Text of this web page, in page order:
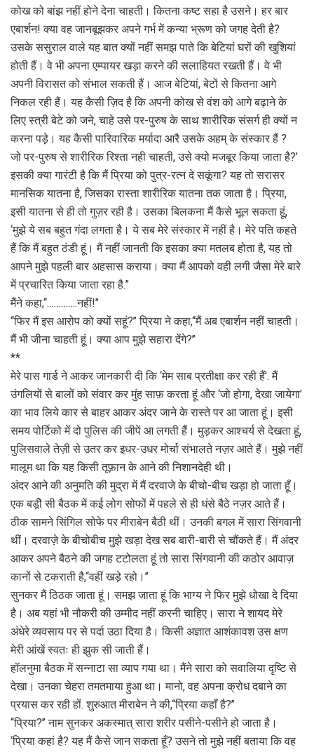
कोख को बांझ नहीं होने देना चाहती। कितना कष्ट सहा है उसने। हर बार
एबार्शन! क्या वह जानबूझकर अपने गर्भ में कन्या भ्रूण को जगह देती है?
उसके ससुराल वाले यह बात क्यों नहीं समझ पाते कि बेटियां घरों की खुशियां
होती हैं। वे भी अपना एम्पायर खड़ा करने की सलाहियत रखती हैं। वे भी
अपनी विरासत को संभाल सकती हैं। आज बेटियां, बेटों से कितना आगे
निकल रही हैं। यह कैसी ज़िद है कि अपनी कोख से वंश को आगे बढ़ाने के
लिए स्त्री बेटे को जने, चाहे उसे पर-पुरुष के साथ शारीरिक संसर्ग ही क्यों न
करना पड़े। यह कैसी पारिवारिक मर्यादा आरै उसके अहम् के संस्कार हैं ?
जो पर-पुरुष से शारीरिक रिश्ता नही चाहती, उसे क्यो मजबूर किया जाता है?’
इसकी क्या गारंटी है कि मैं प्रिया को पुत्र-रत्न दे सकूंगा? यह तो सरासर
मानसिक यातना है, जिसका रास्ता शारीरिक यातना तक जाता है। प्रिया,
इसी यातना से ही तो गुज़र रही है। उसका बिलकना मैं कैसे भूल सकता हूं,
‘मुझे ये सब बहुत गंदा लगता है। ये सब मेरे संस्कार में नहीं है। मेरे पति कहते
हैं कि मैं बहुत ठंडी हूं। मैं नहीं जानती कि इसका क्या मतलब होता है, यह तो
आपने मुझे पहली बार अहसास कराया। क्या मैं आपको वही लगी जैसा मेरे बारे
में प्रचारित किया जाता रहा है.”
मैंने कहा,‘‘………….नहीं!’’
‘‘फिर मैं इस आरोप को क्यों सहूं?’’ प्रिया ने कहा,‘‘मैं अब एबार्शन नहीं चाहती।
मैं भी जीना चाहती हूं। क्या आप मुझे सहारा देंगे?’’
**
मेरे पास गार्ड ने आकर जानकारी दी कि ‘मेम साब प्रतीक्षा कर रही हैं’. मैं
उंगलियों से बालों को संवार कर मुंह साफ़ करता हूं और ‘जो होगा, देखा जायेगा’
का भाव लिये कार से बाहर आकर अंदर जाने के रास्ते पर आ जाता हूं। इसी
समय पोर्टिको में दो पुलिस की जीपें आ लगती हैं। मुड़कर आश्चर्य से देखता हूं,
पुलिसवाले तेज़ी से उतर कर इधर-उधर मोर्चा संभालते नज़र आते हैं। मुझे नहीं
मालूम था कि यह किसी तूफ़ान के आने की निशानदेही थी।
अंदर आने की अनुमति की मुद्रा में मैं दरवाजे के बीचो-बीच खड़ा हो जाता हूँ।
एक बड़ी़े सी बैठक में कई लोग सोफों में पहले से ही धंसे बैठे नज़र आते हैं।
ठीक सामने सिंगिल सोफे पर मीराबेन बैठी थीं। उनकी बगल में सारा सिंगवानी
थीं। दरवाज़े के बीचोबीच मुझे खड़ा देख सब बारी-बारी से चौंकते हैं। मैं अंदर
आकर अपने बैठने की जगह टटोलता हूं तो सारा सिंगवानी की कठोर आवाज़
कानों से टकराती है,‘‘वहीं खड़े रहो।’’
सुनकर मैं ठिठक जाता हूं। समझ जाता हूं कि भाग्य ने फिर मुझे धोखा दे दिया
है। अब यहां भी नौकरी की उम्मीद नहीं करनी चाहिए। सारा ने शायद मेरे
अंधेरे व्यवसाय पर से पर्दा उठा दिया है। किसी अज्ञात आशंकावश उस क्षण
मेरी आंखें स्वतः ही झुक सी जाती हैं।
हॉलनुमा बैठक में सन्नाटा सा व्याप गया था। मैंने सारा को सवालिया दृष्टि से
देखा। उनका चेहरा तमतमाया हुआ था। मानो, वह अपना क्रोध दबाने का
प्रयास कर रही हों. शुरुआत मीराबेन ने की,‘‘प्रिया कहाँ है?’’
‘‘प्रिया?’’ नाम सुनकर अकस्मात् सारा शरीर पसीने-पसीने हो जाता है।
‘प्रिया कहां है? यह मैं कैसे जान सकता हूँ? उसने तो मुझे नहीं बताया कि वह